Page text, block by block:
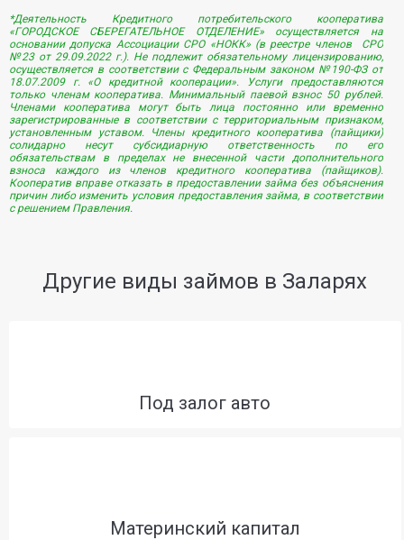
*Деятельность Кредитного потребительского кооператива
«ГОРОДСКОЕ СБЕРЕГАТЕЛЬНОЕ ОТДЕЛЕНИЕ» осуществляется на
основании допуска Ассоциации СРО «НОКК» (в реестре членов СРО
№23 от 29.09.2022 г.). Не подлежит обязательному лицензированию,
осуществляется в соответствии с Федеральным законом №190-ФЗ от
18.07.2009 г. «О кредитной кооперации». Услуги предоставляются
только членам кооператива. Минимальный паевой взнос 50 рублей.
Членами кооператива могут быть лица постоянно или временно
зарегистрированные в соответствии с территориальным признаком,
установленным уставом. Члены кредитного кооператива (пайщики)
солидарно несут субсидиарную ответственность по его
обязательствам в пределах не внесенной части дополнительного
взноса каждого из членов кредитного кооператива (пайщиков).
Кооператив вправе отказать в предоставлении займа без объяснения
причин либо изменить условия предоставления займа, в соответствии
с решением Правления.
Другие виды займов в Заларях
Под залог авто
Материнский капитал